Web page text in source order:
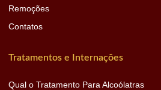
Remoções
Contatos
Tratamentos e Internações
Qual o Tratamento Para Alcoólatras